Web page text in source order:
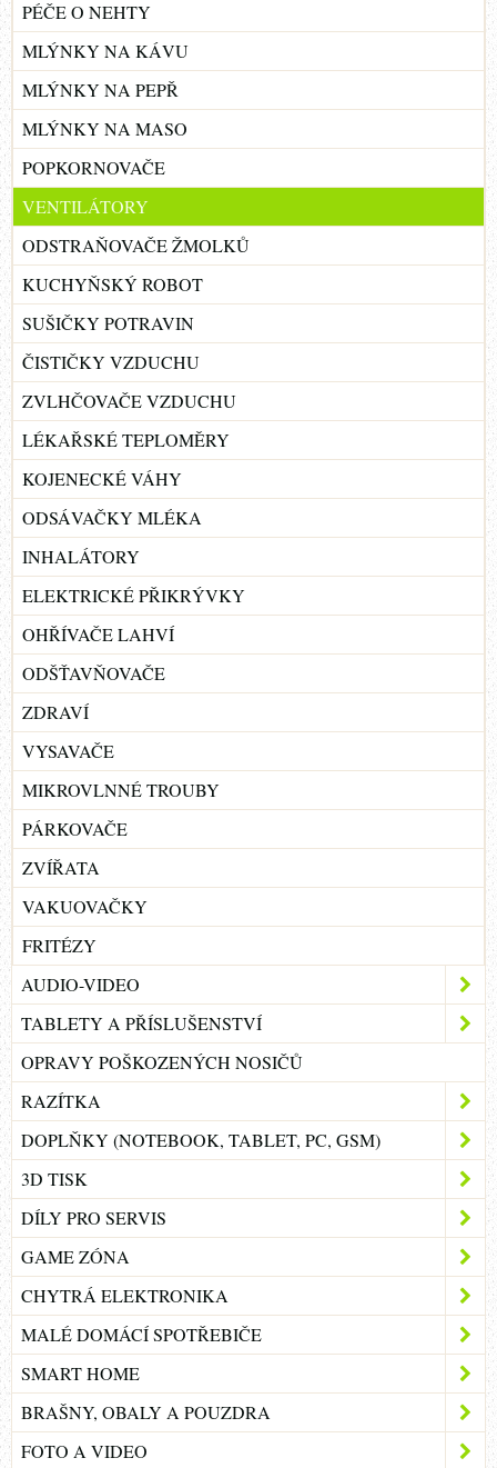
PÉČE O NEHTY
MLÝNKY NA KÁVU
MLÝNKY NA PEPŘ
MLÝNKY NA MASO
POPKORNOVAČE
VENTILÁTORY
ODSTRAŇOVAČE ŽMOLKŮ
KUCHYŇSKÝ ROBOT
SUŠIČKY POTRAVIN
ČISTIČKY VZDUCHU
ZVLHČOVAČE VZDUCHU
LÉKAŘSKÉ TEPLOMĚRY
KOJENECKÉ VÁHY
ODSÁVAČKY MLÉKA
INHALÁTORY
ELEKTRICKÉ PŘIKRÝVKY
OHŘÍVAČE LAHVÍ
ODŠŤAVŇOVAČE
ZDRAVÍ
VYSAVAČE
MIKROVLNNÉ TROUBY
PÁRKOVAČE
ZVÍŘATA
VAKUOVAČKY
FRITÉZY
AUDIO-VIDEO
TABLETY A PŘÍSLUŠENSTVÍ
OPRAVY POŠKOZENÝCH NOSIČŮ
RAZÍTKA
DOPLŇKY (NOTEBOOK, TABLET, PC, GSM)
3D TISK
DÍLY PRO SERVIS
GAME ZÓNA
CHYTRÁ ELEKTRONIKA
MALÉ DOMÁCÍ SPOTŘEBIČE
SMART HOME
BRAŠNY, OBALY A POUZDRA
FOTO A VIDEO